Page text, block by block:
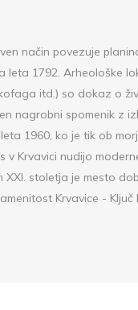
način povezuje
leta 1792. Arheološke
itd.) so dokaz o
nagrobni spomenik z
1960, ko je tik ob
v Krvavici nudijo
stoletja je mesto
Krvavice -